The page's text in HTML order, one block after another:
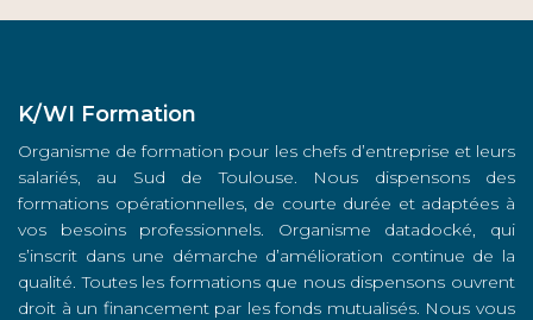
K/WI Formation
Organisme de formation pour les chefs d’entreprise et leurs
salariés, au Sud de Toulouse. Nous dispensons des
formations opérationnelles, de courte durée et adaptées à
vos besoins professionnels. Organisme datadocké, qui
s’inscrit dans une démarche d’amélioration continue de la
qualité. Toutes les formations que nous dispensons ouvrent
droit à un financement par les fonds mutualisés. Nous vous